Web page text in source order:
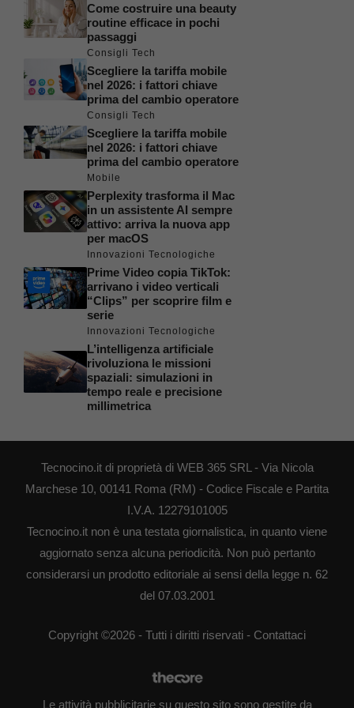
Come costruire una beauty
routine efficace in pochi
passaggi
Consigli Tech
Scegliere la tariffa mobile
nel 2026: i fattori chiave
prima del cambio operatore
Consigli Tech
Scegliere la tariffa mobile
nel 2026: i fattori chiave
prima del cambio operatore
Mobile
Perplexity trasforma il Mac
in un assistente AI sempre
attivo: arriva la nuova app
per macOS
Innovazioni Tecnologiche
Prime Video copia TikTok:
arrivano i video verticali
“Clips” per scoprire film e
serie
Innovazioni Tecnologiche
L’intelligenza artificiale
rivoluziona le missioni
spaziali: simulazioni in
tempo reale e precisione
millimetrica
Tecnocino.it di proprietà di WEB 365 SRL - Via Nicola
Marchese 10, 00141 Roma (RM) - Codice Fiscale e Partita
I.V.A. 12279101005
Tecnocino.it non è una testata giornalistica, in quanto viene
aggiornato senza alcuna periodicità. Non può pertanto
considerarsi un prodotto editoriale ai sensi della legge n. 62
del 07.03.2001
Copyright ©2026 - Tutti i diritti riservati - Contattaci
Le attività pubblicitarie su questo sito sono gestite da